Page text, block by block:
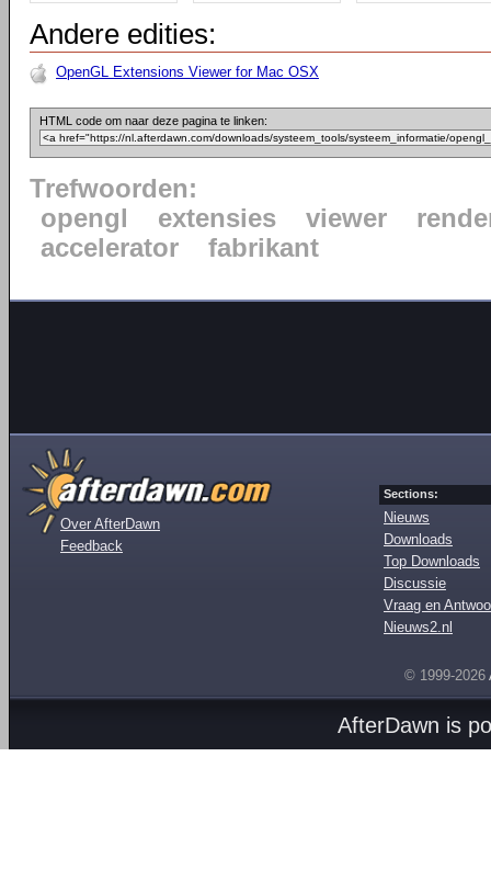
Andere edities:
OpenGL Extensions Viewer for Mac OSX
HTML code om naar deze pagina te linken:
Trefwoorden:
opengl
extensies viewer
accelerator
fabrikant
Over AfterDawn
Feedback
Sections:
Nieuws
Downloads
Top Downloads
Discussie
Vraag en
Nieuws2.nl
© 1999-2026
AfterDawn is